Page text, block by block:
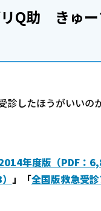
リQ助 きゅ
したほうがいいの
年度版（PDF：
」「全国版救急受